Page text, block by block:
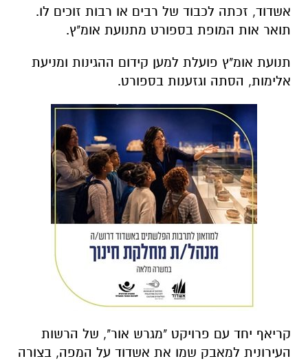
אשדוד, זכתה לכבוד של רבים או רבות זוכים לו.
תואר אות המופת בספורט מתנועת אומ"ץ.
תנועת אומ"ץ פועלת למען קידום ההגינות ומניעת
אלימות, הסתה וגזענות בספורט.
קריאף יחד עם פרויקט "מגרש אור", של הרשות
העירונית למאבק שמו את אשדוד על המפה, בצורה